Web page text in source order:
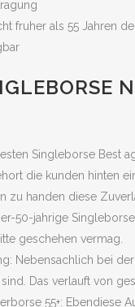
fruher als 55 Jahren
Singleborse Best
die kunden hinten
zu handen diese
50-jahrige
geschehen vermag.
Nebensachlich bei
Das verlauft von
55+: Ebendiese